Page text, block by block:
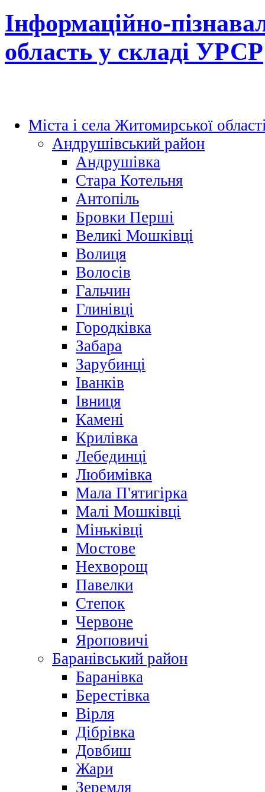
Інформаційно-
область у складі УРСР
Міста і села Житомирської
Андрушівський район
Андрушівка
Стара Котельня
Антопіль
Бровки Перші
Великі Мошківці
Волиця
Волосів
Гальчин
Глинівці
Городківка
Забара
Зарубинці
Іванків
Івниця
Камені
Крилівка
Лебединці
Любимівка
Мала П'ятигірка
Малі Мошківці
Міньківці
Мостове
Нехворощ
Павелки
Степок
Червоне
Яроповичі
Баранівський район
Баранівка
Берестівка
Вірля
Дібрівка
Довбиш
Жари
Зеремля